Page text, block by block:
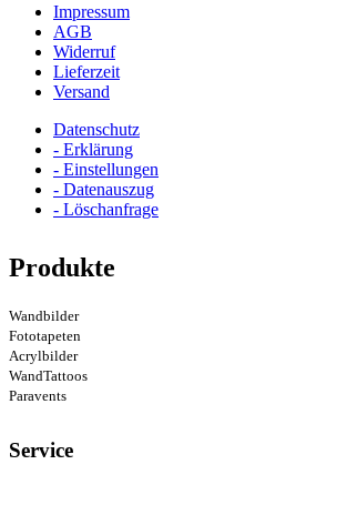
Impressum
AGB
Widerruf
Lieferzeit
Versand
Datenschutz
- Erklärung
- Einstellungen
- Datenauszug
- Löschanfrage
Produkte
Wandbilder
Fototapeten
Acrylbilder
WandTattoos
Paravents
Service